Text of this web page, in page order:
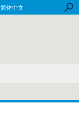
简体中文